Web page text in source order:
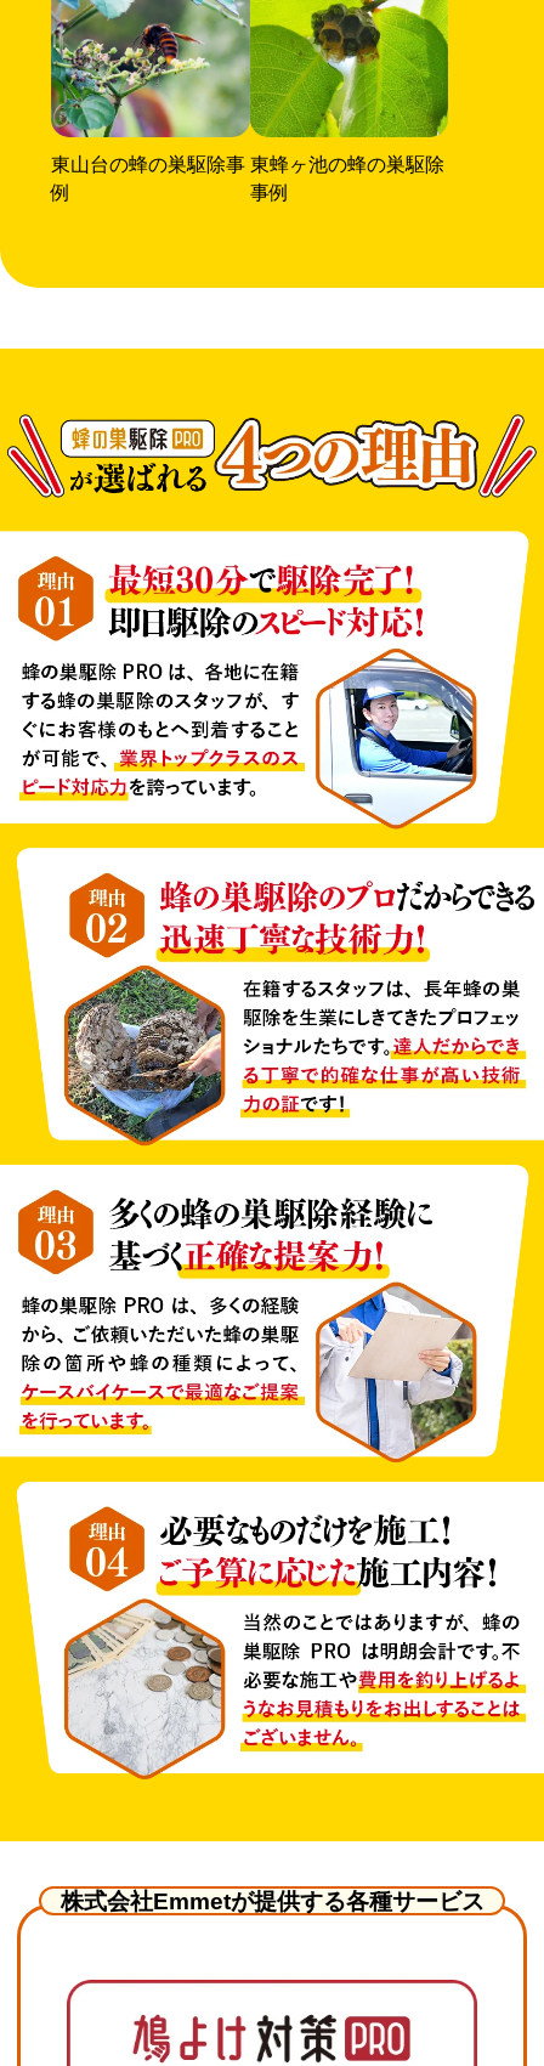
東山台の蜂の巣駆除事
例
東蜂ヶ池の蜂の巣駆除
事例
株式会社Emmetが提供する各種サービス